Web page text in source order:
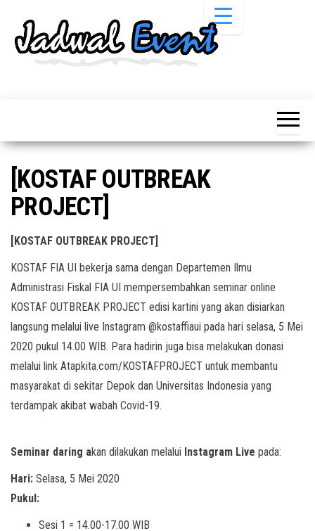
Pameran,
Acara &
Promo
Pameran,
Bazaar,
Workshop,
[KOSTAF OUTBREAK
PROJECT]
[KOSTAF OUTBREAK PROJECT]
KOSTAF FIA UI bekerja sama dengan Departemen Ilmu
Administrasi Fiskal FIA UI mempersembahkan seminar online
KOSTAF OUTBREAK PROJECT edisi kartini yang akan disiarkan
langsung melalui live Instagram @kostaffiaui pada hari selasa, 5 Mei
2020 pukul 14.00 WIB. Para hadirin juga bisa melakukan donasi
melalui link Atapkita.com/KOSTAFPROJECT untuk membantu
masyarakat di sekitar Depok dan Universitas Indonesia yang
terdampak akibat wabah Covid-19.
Seminar daring akan dilakukan melalui Instagram Live pada:
Hari: Selasa, 5 Mei 2020
Pukul:
Sesi 1 = 14.00-17.00 WIB